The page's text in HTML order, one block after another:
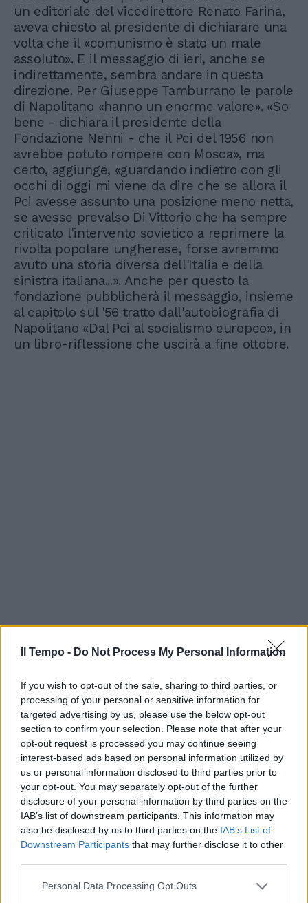
Il Tempo - Do Not Process My Personal Information
If you wish to opt-out of the sale, sharing to third parties, or
processing of your personal or sensitive information for
targeted advertising by us, please use the below opt-out
section to confirm your selection. Please note that after your
opt-out request is processed you may continue seeing
interest-based ads based on personal information utilized by
us or personal information disclosed to third parties prior to
your opt-out. You may separately opt-out of the further
disclosure of your personal information by third parties on the
IAB’s list of downstream participants. This information may
also be disclosed by us to third parties on the IAB’s List of
Downstream Participants that may further disclose it to other
Personal Data Processing Opt Outs
un editoriale del vicedirettore Renato Farina,
aveva chiesto al presidente di dichiarare una
volta che il «comunismo è stato un male
assoluto». E il messaggio di ieri, anche se
indirettamente, sembra andare in questa
direzione. Per Giuseppe Tamburrano le parole
di Napolitano «hanno un enorme valore». «So
bene - dichiara il presidente della
Fondazione Nenni - che il Pci del 1956 non
avrebbe potuto rompere con Mosca», ma
certo, aggiunge, «guardando indietro con gli
occhi di oggi mi viene da dire che se allora il
Pci avesse assunto una posizione meno netta,
se avesse prevalso Di Vittorio che ha sempre
criticato l'intervento sovietico a reprimere la
rivolta popolare ungherese, forse avremmo
avuto una storia diversa dell'Italia e della
sinistra italiana...». Anche per questo la
fondazione pubblicherà il messaggio, insieme
al capitolo sul '56 tratto dall'autobiografia di
Napolitano «Dal Pci al socialismo europeo», in
un libro-riflessione che uscirà a fine ottobre.
In evidenza